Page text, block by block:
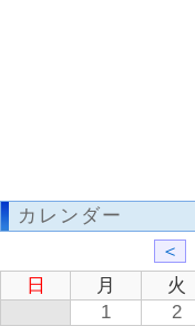
カレンダー
＜
日
月 火
1
2